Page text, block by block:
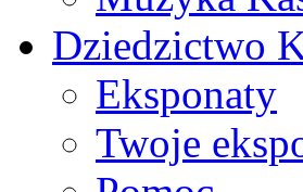
Dziedzictwo
Eksponaty
Twoje